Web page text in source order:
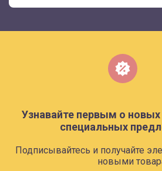
Узнавайте первым о новых
специальных
Подписывайтесь и получайте
новыми